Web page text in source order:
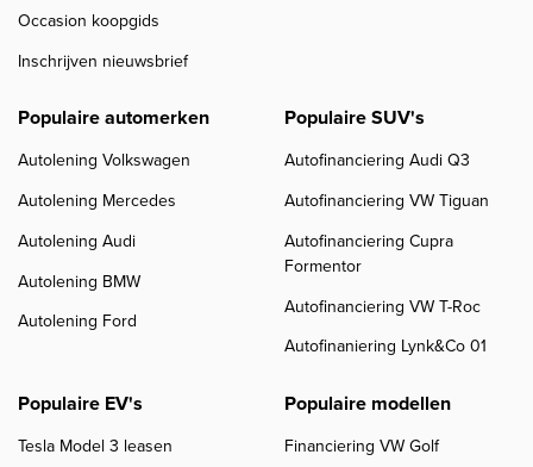
Occasion koopgids
Inschrijven nieuwsbrief
Populaire automerken
Autolening Volkswagen
Autolening Mercedes
Autolening Audi
Autolening BMW
Autolening Ford
Populaire SUV's
Autofinanciering Audi Q3
Autofinanciering VW Tiguan
Autofinanciering Cupra
Formentor
Autofinanciering VW T-Roc
Autofinaniering Lynk&Co 01
Populaire EV's
Tesla Model 3 leasen
Populaire modellen
Financiering VW Golf